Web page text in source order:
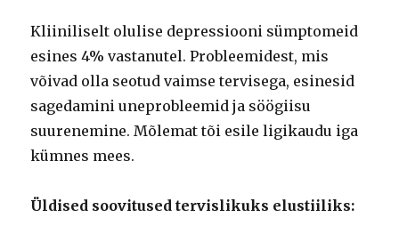
Kliiniliselt olulise depressiooni sümptomeid
esines 4% vastanutel. Probleemidest, mis
võivad olla seotud vaimse tervisega, esinesid
sagedamini uneprobleemid ja söögiisu
suurenemine. Mõlemat tõi esile ligikaudu iga
kümnes mees.
Üldised soovitused tervislikuks elustiiliks: